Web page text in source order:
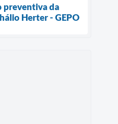
preventiva da
Herter - GEPO